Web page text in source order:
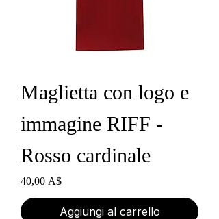
Maglietta con logo e
immagine RIFF -
Rosso cardinale
Prezzo
40,00 A$
Aggiungi al carrello